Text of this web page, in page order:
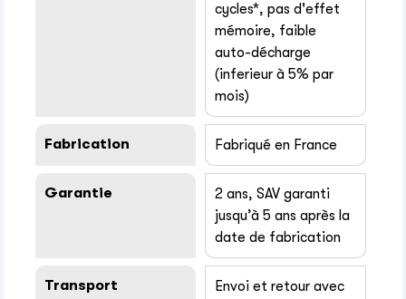
cycles*, pas d'effet
mémoire, faible
auto-décharge
(inferieur à 5% par
mois)
Fabrication Fabriqué en France
Garantie
2 ans, SAV garanti
jusqu’à 5 ans après la
date de fabrication
Transport
Envoi et retour avec